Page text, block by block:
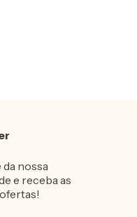
da nossa
e receba as